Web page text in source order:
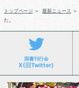
トップページ ＞ 最新ニュース ＞
た。
国書刊行会
X(旧Twitter)